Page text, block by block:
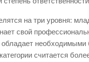
на три уровня:
свой
считается